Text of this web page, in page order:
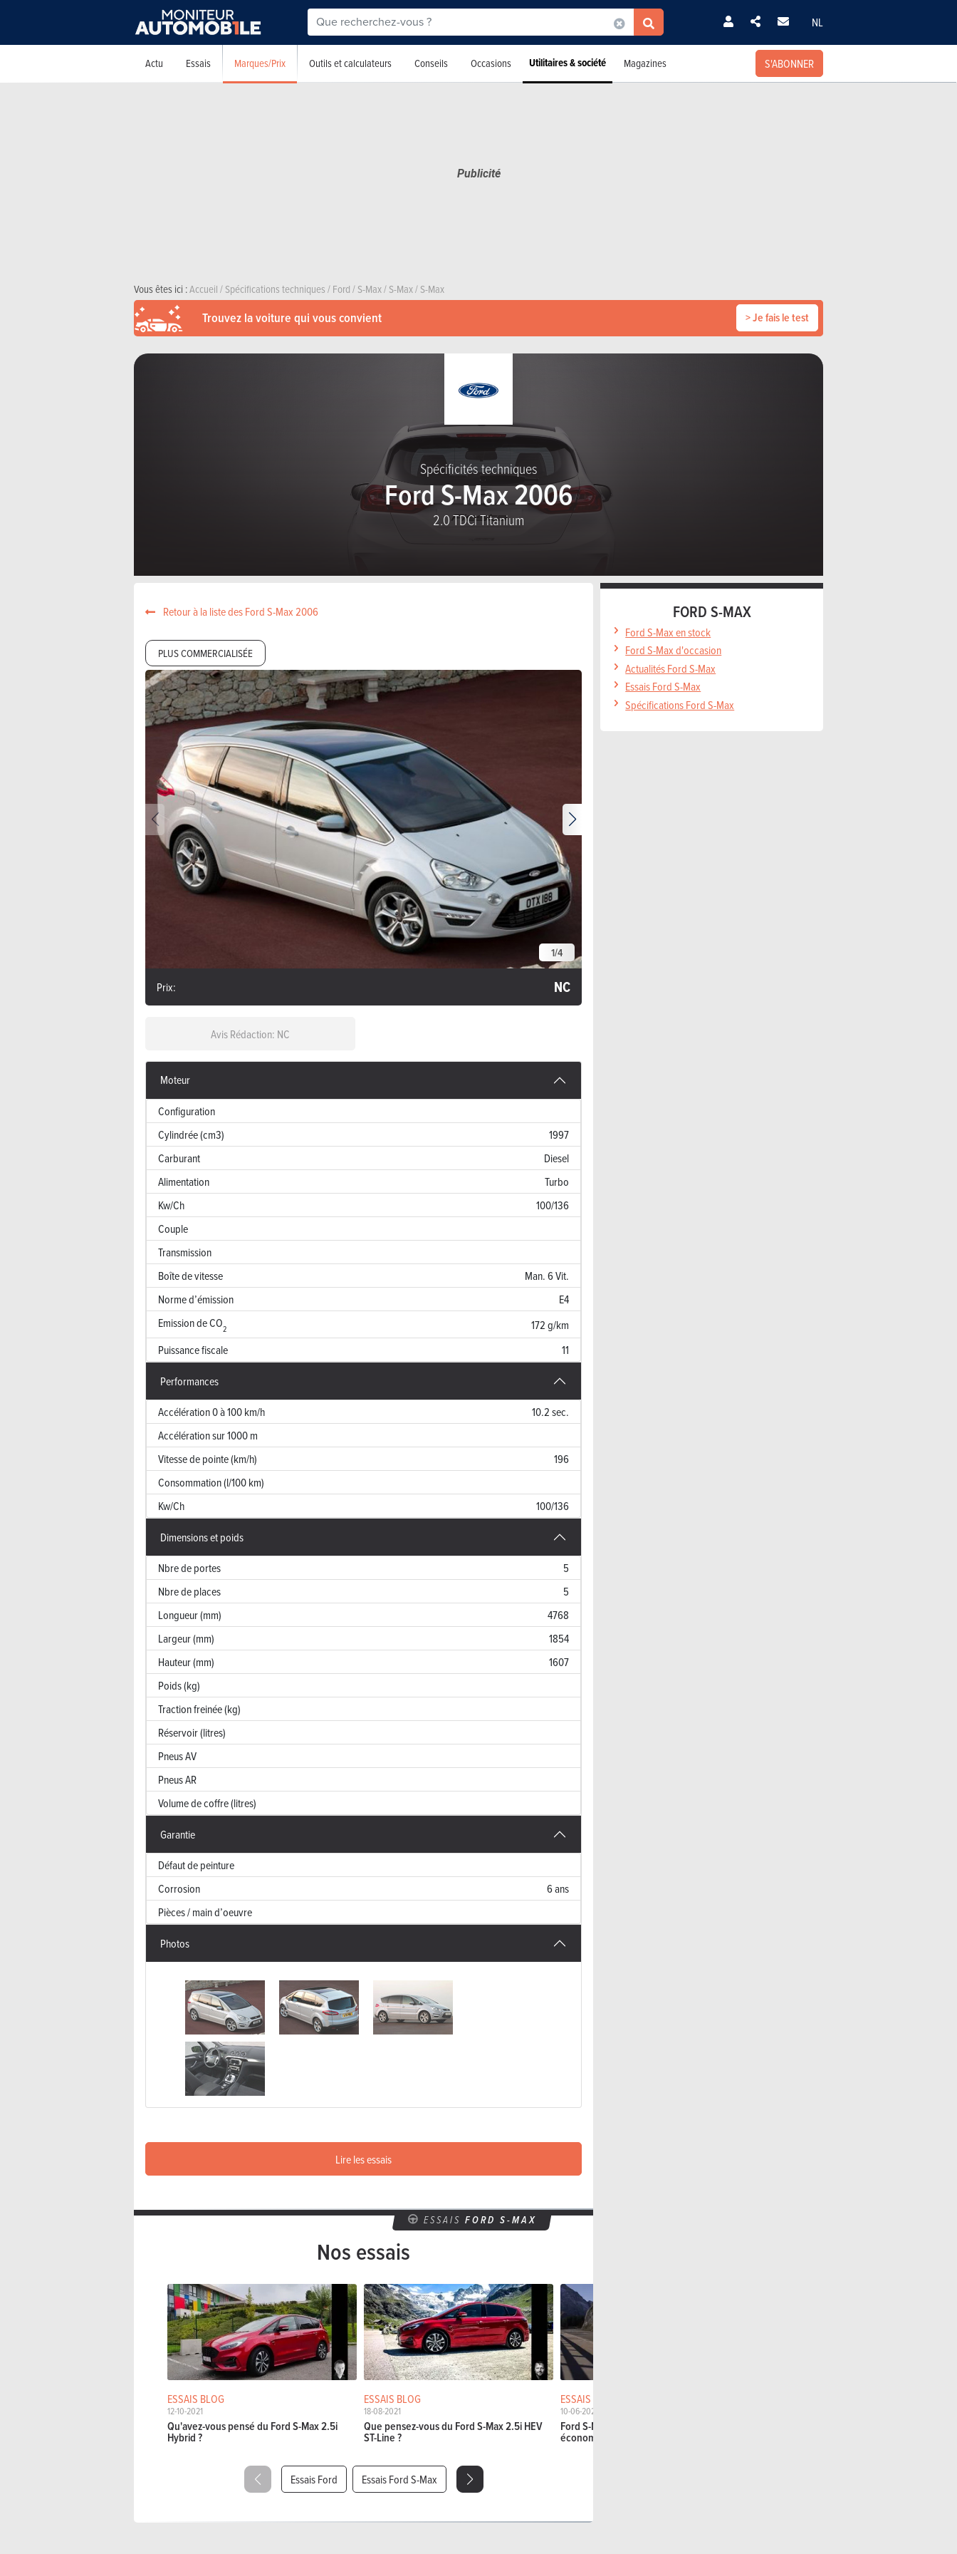
NL
Actu Essais Marques/Prix Outils et calculateurs Conseils Occasions Utilitaires & société Magazines S'ABONNER
Vous êtes ici :Accueil/Spécifications techniques/Ford/S-Max/S-Max/S-Max
Trouvez la voiture qui vous convient > Je fais le test
Spécificités techniques
Ford S-Max 2006
2.0 TDCi Titanium
Retour à la liste des Ford S-Max 2006
PLUS COMMERCIALISÉE
1/4
Prix: NC
Avis Rédaction: NC
Moteur
Configuration
Cylindrée (cm3)
1997
Carburant
Diesel
Alimentation
Turbo
Kw/Ch
100/136
Couple
Transmission
Boîte de vitesse
Man. 6 Vit.
Norme d’émission
E4
Emission de CO2
172 g/km
Puissance fiscale
11
Performances
Accélération 0 à 100 km/h
10.2 sec.
Accélération sur 1000 m
Vitesse de pointe (km/h)
196
Consommation (l/100 km)
Kw/Ch
100/136
Dimensions et poids
Nbre de portes
5
Nbre de places
5
Longueur (mm)
4768
Largeur (mm)
1854
Hauteur (mm)
1607
Poids (kg)
Traction freinée (kg)
Réservoir (litres)
Pneus AV
Pneus AR
Volume de coffre (litres)
Garantie
Défaut de peinture
Corrosion
6 ans
Pièces / main d’oeuvre
Photos
Lire les essais
ESSAISFORD S-MAX
Nos essais
ESSAIS BLOG
12-10-2021
Qu'avez-vous pensé du Ford S-Max 2.5i
Hybrid ?
ESSAIS BLOG
18-08-2021
Que pensez-vous du Ford S-Max 2.5i HEV
ST-Line ?
ESSAIS COURTS
10-06-2021
Ford S-Max Hybrid - 7 places et
économique
Essais Ford Essais Ford S-Max
FORD S-MAX
Ford S-Max en stock
Ford S-Max d'occasion
Actualités Ford S-Max
Essais Ford S-Max
Spécifications Ford S-Max